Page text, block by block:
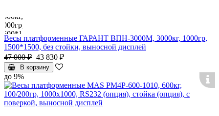
Весы платформенные ГАРАНТ ВПН-3000М, 3000кг, 1000гр,
1500*1500, без стойки, выносной дисплей
47 000 ₽ 43 830 ₽
В корзину
до 9%